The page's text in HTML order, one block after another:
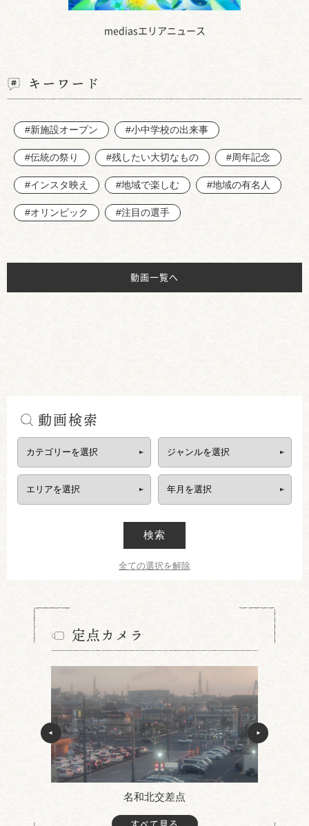
mediasエリアニュース
キーワード
#新施設オープン #小中学校の出来事
#伝統の祭り #残したい大切なもの #周年記念
#インスタ映え #地域で楽しむ #地域の有名人
#オリンピック #注目の選手
動画一覧へ
動画検索
検索
全ての選択を解除
定点カメラ
名和北交差点
すべて見る